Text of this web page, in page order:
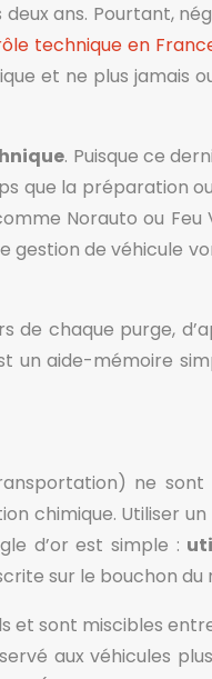
ans. Pourtant,
technique en
et ne plus jamais
. Puisque ce
que la préparation
Norauto ou
de véhicule
de chaque purge,
un aide-mémoire
ne
chimique. Utiliser
d’or est simple :
sur le bouchon du
et sont miscibles
aux véhicules